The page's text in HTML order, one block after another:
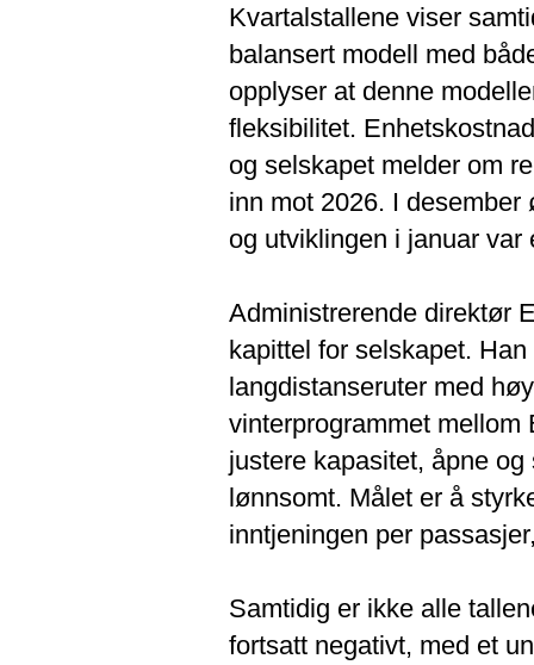
Kvartalstallene viser
balansert modell med
opplyser at denne
fleksibilitet.
og selskapet melder om
inn mot 2026. I
og utviklingen i januar var
Administrerende direktør
kapittel for selskapet.
langdistanseruter med
vinterprogrammet mellom
justere kapasitet, åpne
lønnsomt. Målet er å
inntjeningen per
Samtidig er ikke alle
fortsatt negativt, med et